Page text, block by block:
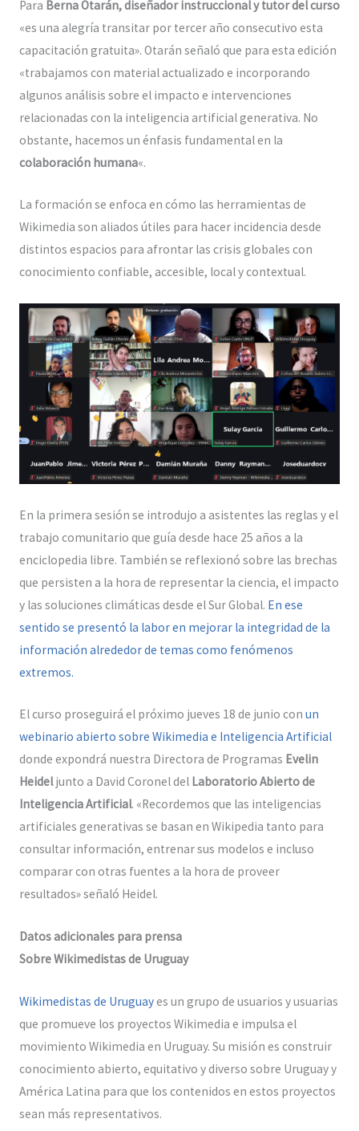
Para Berna Otarán, diseñador instruccional y tutor del curso
«es una alegría transitar por tercer año consecutivo esta
capacitación gratuita». Otarán señaló que para esta edición
«trabajamos con material actualizado e incorporando
algunos análisis sobre el impacto e intervenciones
relacionadas con la inteligencia artificial generativa. No
obstante, hacemos un énfasis fundamental en la
colaboración humana«.
La formación se enfoca en cómo las herramientas de
Wikimedia son aliados útiles para hacer incidencia desde
distintos espacios para afrontar las crisis globales con
conocimiento confiable, accesible, local y contextual.
En la primera sesión se introdujo a asistentes las reglas y el
trabajo comunitario que guía desde hace 25 años a la
enciclopedia libre. También se reflexionó sobre las brechas
que persisten a la hora de representar la ciencia, el impacto
y las soluciones climáticas desde el Sur Global. En ese
sentido se presentó la labor en mejorar la integridad de la
información alrededor de temas como fenómenos
extremos.
El curso proseguirá el próximo jueves 18 de junio con un
webinario abierto sobre Wikimedia e Inteligencia Artificial
donde expondrá nuestra Directora de Programas Evelin
Heideljunto a David Coronel del Laboratorio Abierto de
Inteligencia Artificial. «Recordemos que las inteligencias
artificiales generativas se basan en Wikipedia tanto para
consultar información, entrenar sus modelos e incluso
comparar con otras fuentes a la hora de proveer
resultados» señaló Heidel.
Datos adicionales para prensa
Sobre Wikimedistas de Uruguay
Wikimedistas de Uruguayes un grupo de usuarios y usuarias
que promueve los proyectos Wikimedia e impulsa el
movimiento Wikimedia en Uruguay. Su misión es construir
conocimiento abierto, equitativo y diverso sobre Uruguay y
América Latina para que los contenidos en estos proyectos
sean más representativos.